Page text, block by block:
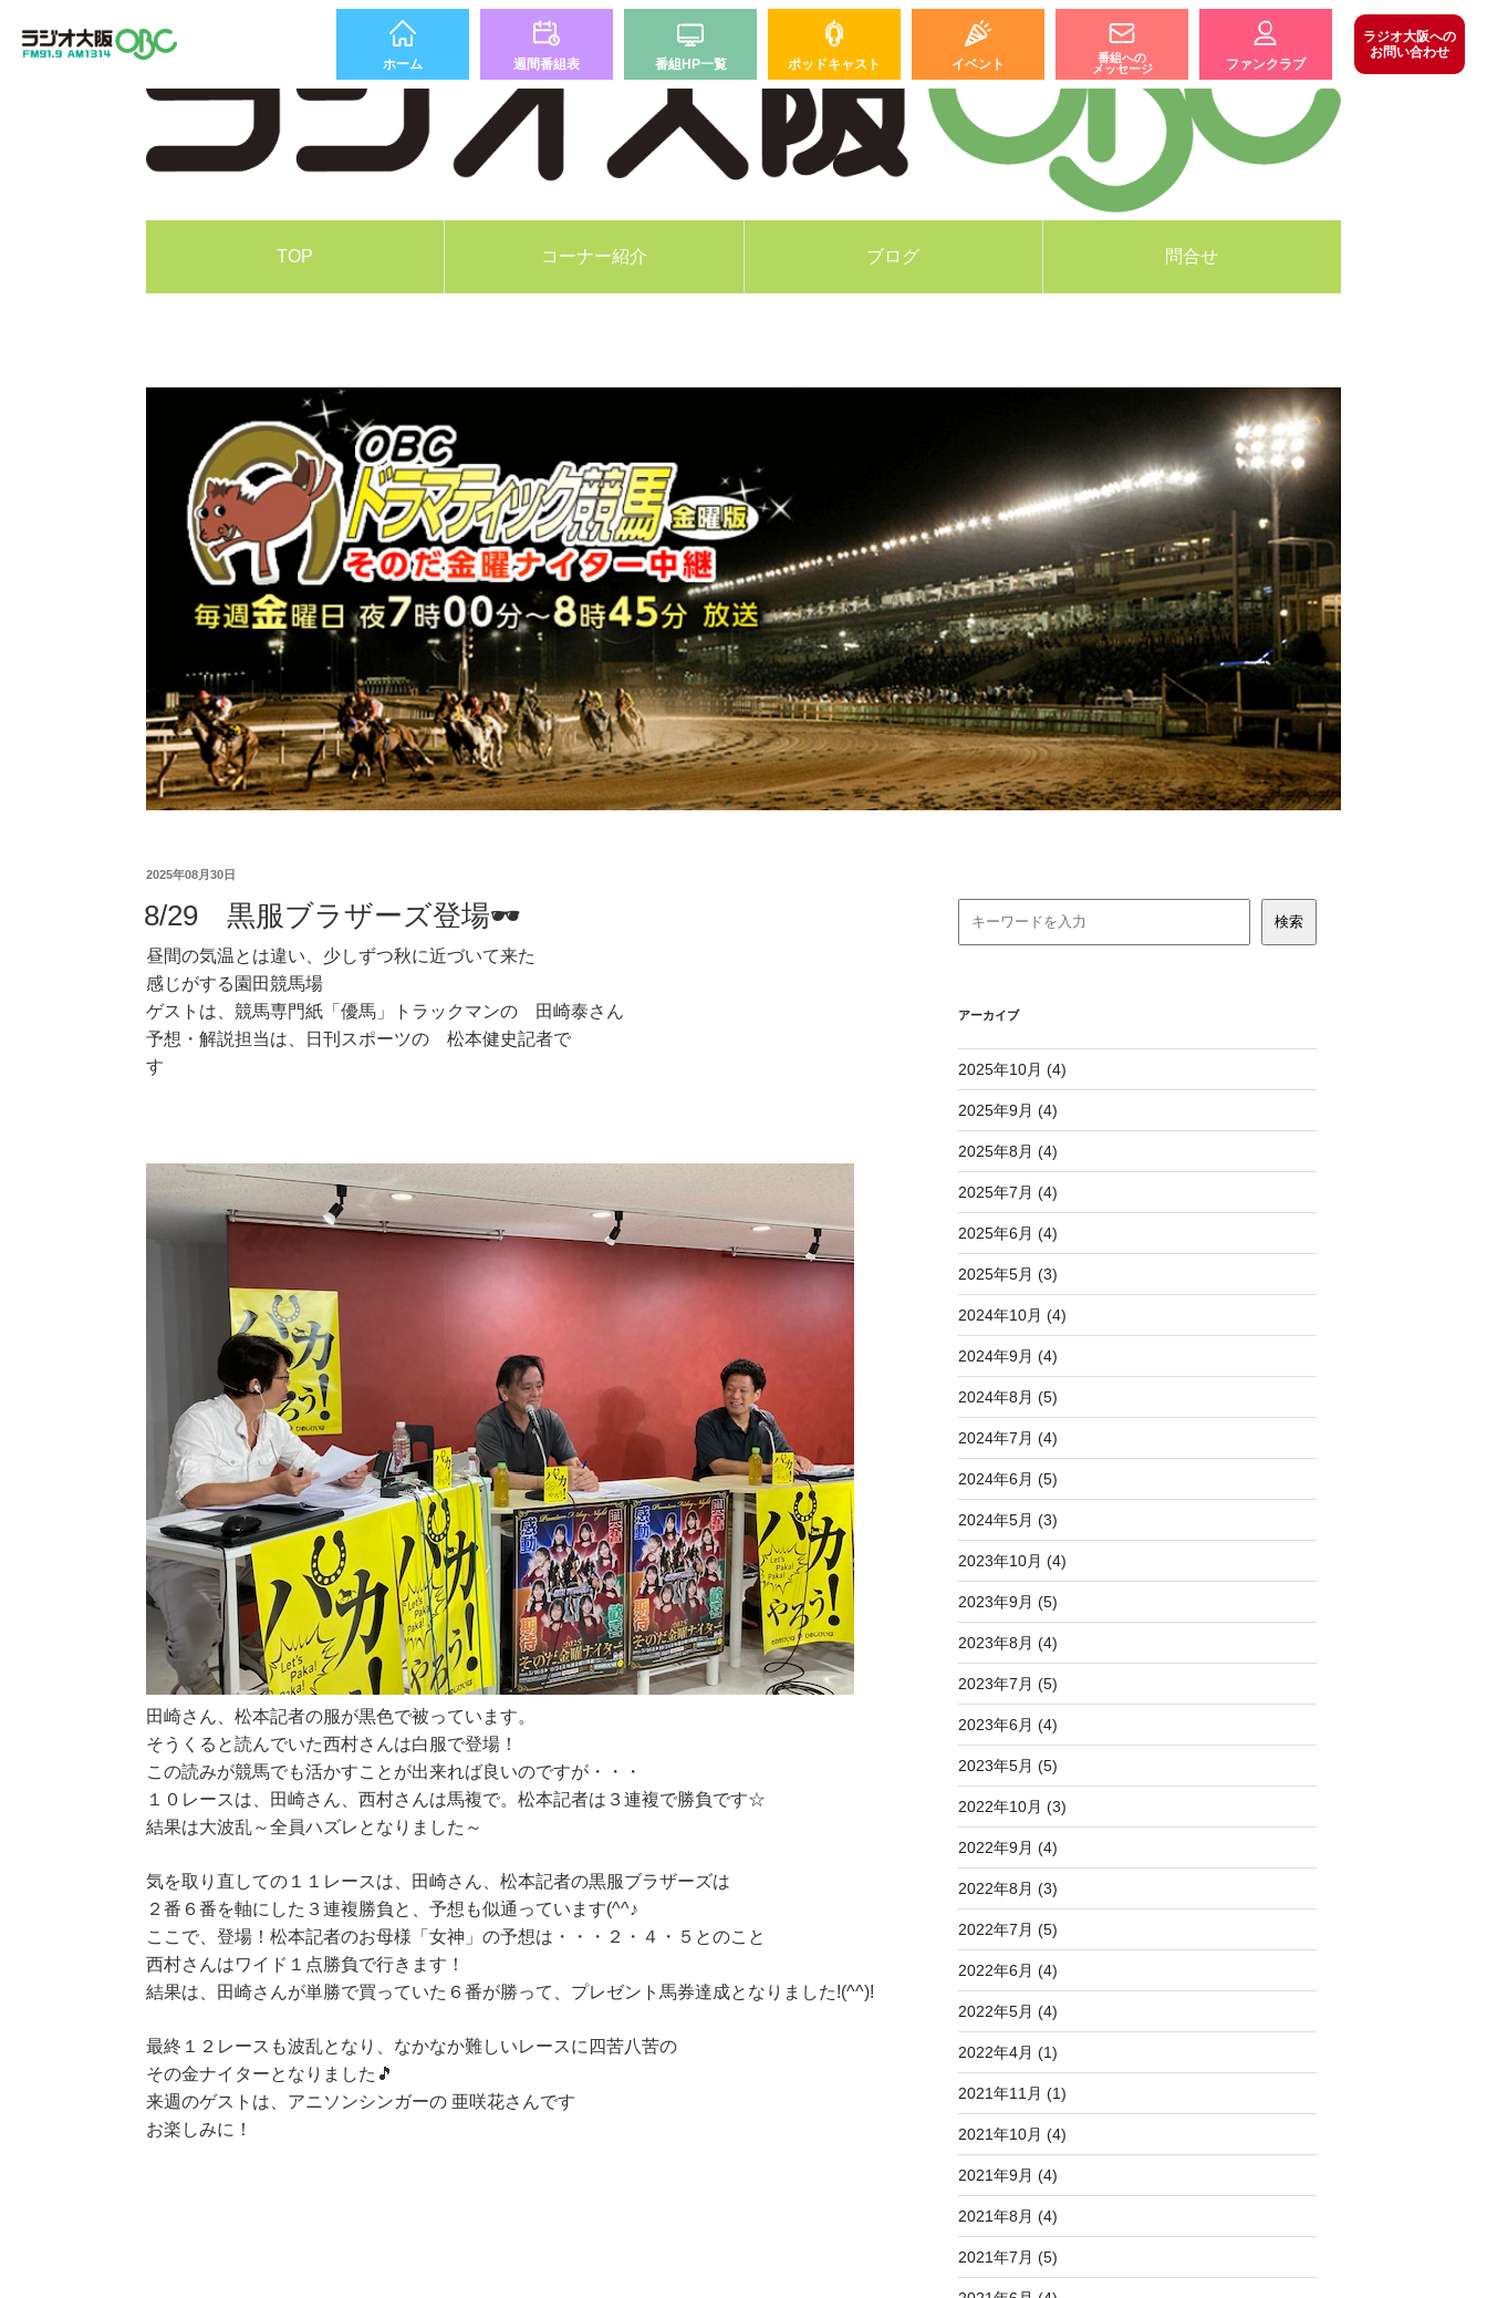
ホーム 週間番組表 番組HP一覧 ポッドキャスト イベント
番組への
メッセージ
ファンクラブ
ラジオ大阪への
お問い合わせ
TOP コーナー紹介 ブログ 問合せ
2025年08月30日
8/29 黒服ブラザーズ登場🕶
昼間の気温とは違い、少しずつ秋に近づいて来た
感じがする園田競馬場
ゲストは、競馬専門紙「優馬」トラックマンの 田崎泰さん
予想・解説担当は、日刊スポーツの 松本健史記者で
す
田崎さん、松本記者の服が黒色で被っています。
そうくると読んでいた西村さんは白服で登場！
この読みが競馬でも活かすことが出来れば良いのですが・・・
１０レースは、田崎さん、西村さんは馬複で。松本記者は３連複で勝負です☆
結果は大波乱～全員ハズレとなりました～
気を取り直しての１１レースは、田崎さん、松本記者の黒服ブラザーズは
２番６番を軸にした３連複勝負と、予想も似通っています(^^♪
ここで、登場！松本記者のお母様「女神」の予想は・・・２・４・５とのこと
西村さんはワイド１点勝負で行きます！
結果は、田崎さんが単勝で買っていた６番が勝って、プレゼント馬券達成となりました!(^^)!
最終１２レースも波乱となり、なかなか難しいレースに四苦八苦の
その金ナイターとなりました🎵
来週のゲストは、アニソンシンガーの 亜咲花さんです
お楽しみに！
アーカイブ
2025年10月 (4)
2025年9月 (4)
2025年8月 (4)
2025年7月 (4)
2025年6月 (4)
2025年5月 (3)
2024年10月 (4)
2024年9月 (4)
2024年8月 (5)
2024年7月 (4)
2024年6月 (5)
2024年5月 (3)
2023年10月 (4)
2023年9月 (5)
2023年8月 (4)
2023年7月 (5)
2023年6月 (4)
2023年5月 (5)
2022年10月 (3)
2022年9月 (4)
2022年8月 (3)
2022年7月 (5)
2022年6月 (4)
2022年5月 (4)
2022年4月 (1)
2021年11月 (1)
2021年10月 (4)
2021年9月 (4)
2021年8月 (4)
2021年7月 (5)